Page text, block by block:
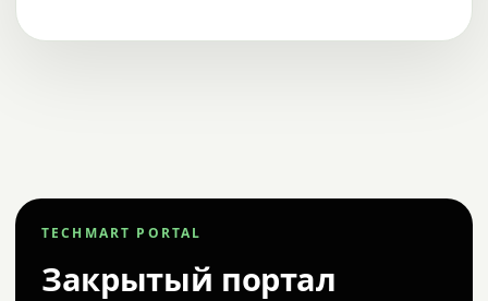
TECHMART PORTAL
Закрытый портал